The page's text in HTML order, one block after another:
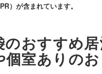
）が含まれています。
おすすめ居
室ありの